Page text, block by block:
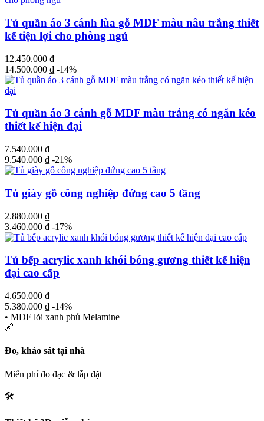
Tủ quần áo 3 cánh lùa gỗ MDF màu nâu trắng thiết
kế tiện lợi cho phòng ngủ
12.450.000 ₫
14.500.000 ₫ -14%
Tủ quần áo 3 cánh gỗ MDF màu trắng có ngăn kéo
thiết kế hiện đại
7.540.000 ₫
9.540.000 ₫ -21%
Tủ giày gỗ công nghiệp đứng cao 5 tầng
2.880.000 ₫
3.460.000 ₫ -17%
Tủ bếp acrylic xanh khói bóng gương thiết kế hiện
đại cao cấp
4.650.000 ₫
5.380.000 ₫ -14%
• MDF lõi xanh phủ Melamine
📏
Đo, khảo sát tại nhà
Miễn phí đo đạc & lắp đặt
🛠️